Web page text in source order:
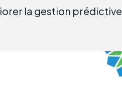
la gestion prédictive